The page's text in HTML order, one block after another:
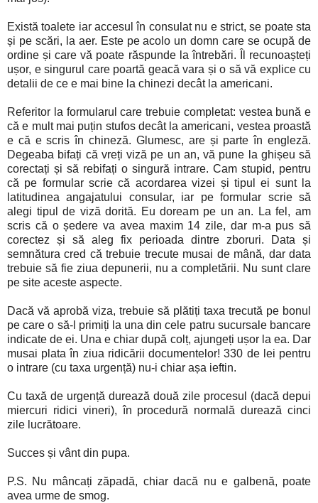
Există toalete iar accesul în consulat nu e strict, se poate sta
și pe scări, la aer. Este pe acolo un domn care se ocupă de
ordine și care vă poate răspunde la întrebări. Îl recunoașteți
ușor, e singurul care poartă geacă vara și o să vă explice cu
detalii de ce e mai bine la chinezi decât la americani.
Referitor la formularul care trebuie completat: vestea bună e
că e mult mai puțin stufos decât la americani, vestea proastă
e că e scris în chineză. Glumesc, are și parte în engleză.
Degeaba bifați că vreți viză pe un an, vă pune la ghișeu să
corectați și să rebifați o singură intrare. Cam stupid, pentru
că pe formular scrie că acordarea vizei și tipul ei sunt la
latitudinea angajatului consular, iar pe formular scrie să
alegi tipul de viză dorită. Eu doream pe un an. La fel, am
scris că o ședere va avea maxim 14 zile, dar m-a pus să
corectez și să aleg fix perioada dintre zboruri. Data și
semnătura cred că trebuie trecute musai de mână, dar data
trebuie să fie ziua depunerii, nu a completării. Nu sunt clare
pe site aceste aspecte.
Dacă vă aprobă viza, trebuie să plătiți taxa trecută pe bonul
pe care o să-l primiți la una din cele patru sucursale bancare
indicate de ei. Una e chiar după colț, ajungeți ușor la ea. Dar
musai plata în ziua ridicării documentelor! 330 de lei pentru
o intrare (cu taxa urgență) nu-i chiar așa ieftin.
Cu taxă de urgență durează două zile procesul (dacă depui
miercuri ridici vineri), în procedură normală durează cinci
zile lucrătoare.
Succes și vânt din pupa.
P.S. Nu mâncați zăpadă, chiar dacă nu e galbenă, poate
avea urme de smog.